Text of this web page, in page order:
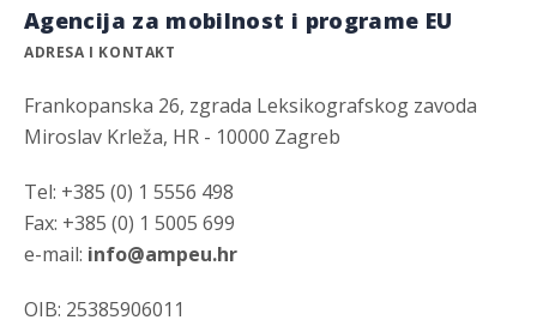
Agencija za mobilnost i programe EU
ADRESA I KONTAKT
Frankopanska 26, zgrada Leksikografskog zavoda
Miroslav Krleža, HR - 10000 Zagreb
Tel: +385 (0) 1 5556 498
Fax: +385 (0) 1 5005 699
e-mail: info@ampeu.hr
OIB: 25385906011